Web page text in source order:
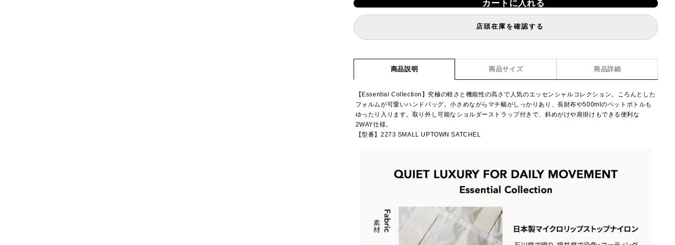
カートに入れる
店頭在庫を確認する
商品説明 商品サイズ 商品詳細
【Essential Collection】究極の軽さと機能性の高さで人気のエッセンシャルコレクション。ころんとした
フォルムが可愛いハンドバッグ。小さめながらマチ幅がしっかりあり、長財布や500mlのペットボトルも
ゆったり入ります。取り外し可能なショルダーストラップ付きで、斜めがけや肩掛けもできる便利な
2WAY仕様。
【型番】2273 SMALL UPTOWN SATCHEL